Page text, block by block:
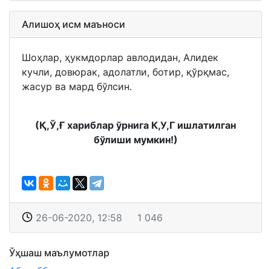
Алишоҳ исм маъноси
Шоҳлар, ҳукмдорлар авлодидан, Алидек
кучли, довюрак, адолатли, ботир, қўрқмас,
жасур ва мард бўлсин.
(Қ,Ў,Ғ хариблар ўрнига К,У,Г ишлатилган
бўлиши мумкин!)
26-06-2020, 12:58 1 046
Ўҳшаш маълумотлар